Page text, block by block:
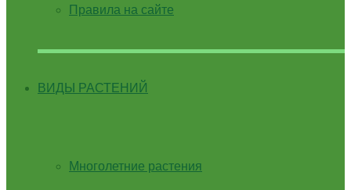
Правила на сайте
ВИДЫ РАСТЕНИЙ
Многолетние растения